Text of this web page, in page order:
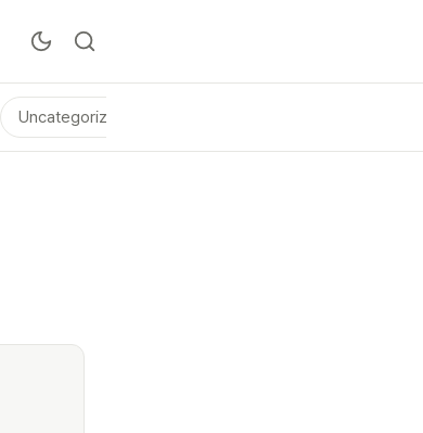
Uncategorized